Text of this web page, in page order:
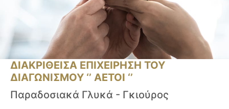
ΔΙΑΚΡΙΘΕΙΣΑ ΕΠΙΧΕΙΡΗΣΗ ΤΟΥ
ΔΙΑΓΩΝΙΣΜΟΥ ‘’ ΑΕΤΟΙ ‘’
Παραδοσιακά Γλυκά - Γκιούρος